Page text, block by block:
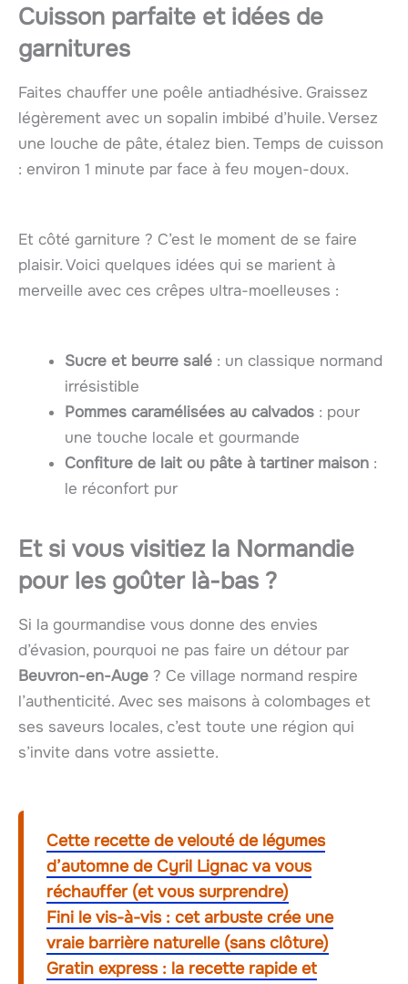
Cuisson parfaite et idées de
garnitures
Faites chauffer une poêle antiadhésive. Graissez
légèrement avec un sopalin imbibé d’huile. Versez
une louche de pâte, étalez bien. Temps de cuisson
: environ 1 minute par face à feu moyen-doux.
Et côté garniture ? C’est le moment de se faire
plaisir. Voici quelques idées qui se marient à
merveille avec ces crêpes ultra-moelleuses :
Sucre et beurre salé : un classique normand
irrésistible
Pommes caramélisées au calvados : pour
une touche locale et gourmande
Confiture de lait ou pâte à tartiner maison :
le réconfort pur
Et si vous visitiez la Normandie
pour les goûter là-bas ?
Si la gourmandise vous donne des envies
d’évasion, pourquoi ne pas faire un détour par
Beuvron-en-Auge ? Ce village normand respire
l’authenticité. Avec ses maisons à colombages et
ses saveurs locales, c’est toute une région qui
s’invite dans votre assiette.
Cette recette de velouté de légumes
d’automne de Cyril Lignac va vous
réchauffer (et vous surprendre)
Fini le vis-à-vis : cet arbuste crée une
vraie barrière naturelle (sans clôture)
Gratin express : la recette rapide et